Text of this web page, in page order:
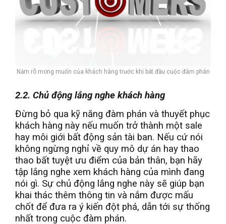
Nắm rõ mong muốn của khách hàng trước khi bắt đầu cuộc đàm phán
2.2. Chủ động lắng nghe khách hàng
Đừng bỏ qua kỹ năng đàm phán và thuyết phục
khách hàng này nếu muốn trở thành một sale
hay môi giới bất động sản tài ban. Nếu cứ nói
không ngừng nghỉ về quy mô dự án hay thao
thao bất tuyệt ưu điểm của bản thân, bạn hãy
tập lắng nghe xem khách hàng của mình đang
nói gì. Sự chủ động lắng nghe này sẽ giúp bạn
khai thác thêm thông tin và nắm được mấu
chốt để đưa ra ý kiến đột phá, dẫn tới sự thống
nhất trong cuộc đàm phán.